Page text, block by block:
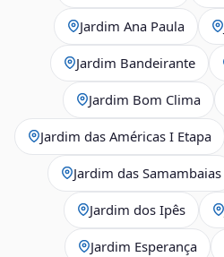
Jardim Ana Paula
Jardim Bandeirante
Jardim Bom Clima
Jardim das Américas I Etapa
Jardim das Samambaias
Jardim dos Ipês
Jardim Esperança